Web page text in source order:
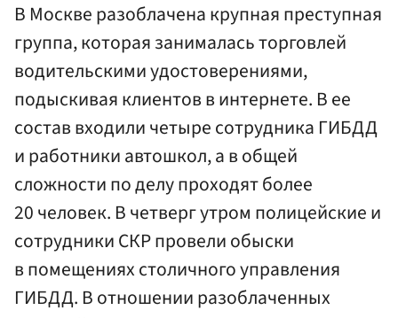
В Москве разоблачена крупная преступная
группа, которая занималась торговлей
водительскими удостоверениями,
подыскивая клиентов в интернете. В ее
состав входили четыре сотрудника ГИБДД
и работники автошкол, а в общей
сложности по делу проходят более
20 человек. В четверг утром полицейские и
сотрудники СКР провели обыски
в помещениях столичного управления
ГИБДД. В отношении разоблаченных